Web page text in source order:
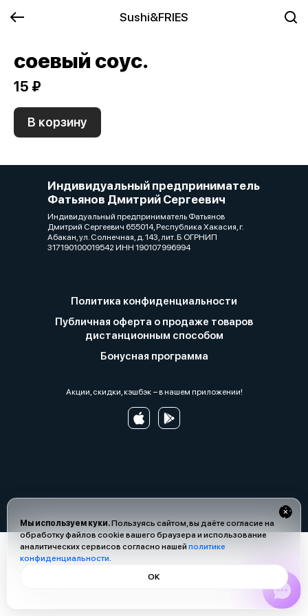
Sushi&FRIES
Мы используем куки.Пользуясь сайтом, вы даёте согласие на
обработку файлов cookie вашего браузера и использование
аналитических сервисов согласно нашей политике
конфиденциальности.
ОК
соевый соус.
15 ₽
В корзину
Индивидуальный предприниматель
Фатьянов Дмитрий Сергеевич
Индивидуальный предприниматель Фатьянов
Дмитрий Сергеевич 655014, Республика Хакасия, г.
Абакан, ул. Солнечная, д. 143, лит. Б ОГРНИП
317190100019542 ИНН 190107996994
Политика конфиденциальности
Публичная оферта о продаже товаров
дистанционным способом
Бонусная программа
Акции, скидки, кэшбэк − в нашем приложении!